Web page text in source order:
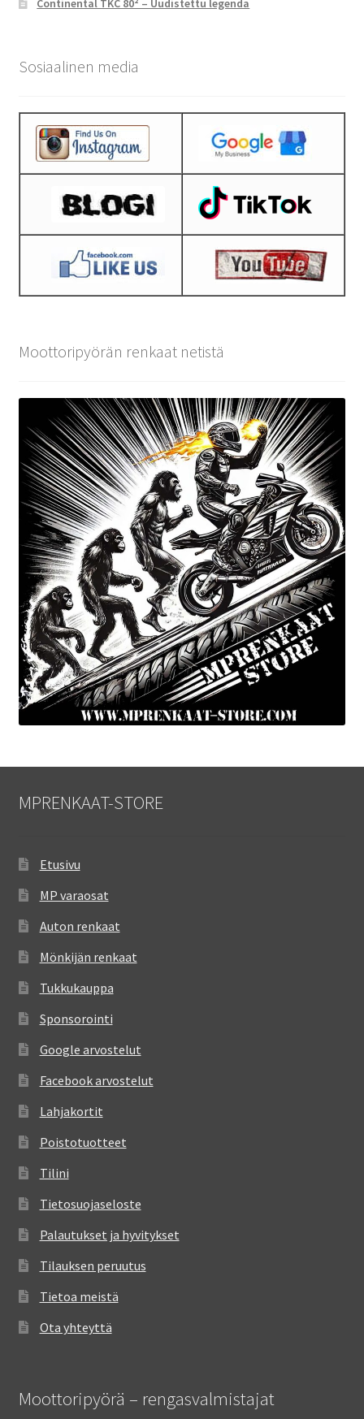
Continental TKC 80² – Uudistettu legenda
Sosiaalinen media
Moottoripyörän renkaat netistä
MPRENKAAT-STORE
Etusivu
MP varaosat
Auton renkaat
Mönkijän renkaat
Tukkukauppa
Sponsorointi
Google arvostelut
Facebook arvostelut
Lahjakortit
Poistotuotteet
Tilini
Tietosuojaseloste
Palautukset ja hyvitykset
Tilauksen peruutus
Tietoa meistä
Ota yhteyttä
Moottoripyörä – rengasvalmistajat